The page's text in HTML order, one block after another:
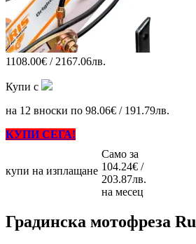
1108.00€ / 2167.06лв.
Купи с
на 12 вноски по 98.06€ / 191.79лв.
КУПИ СЕГА!
купи на изплащане
Само за
104.24€ /
203.87лв.
на месец
Градинска мотофреза